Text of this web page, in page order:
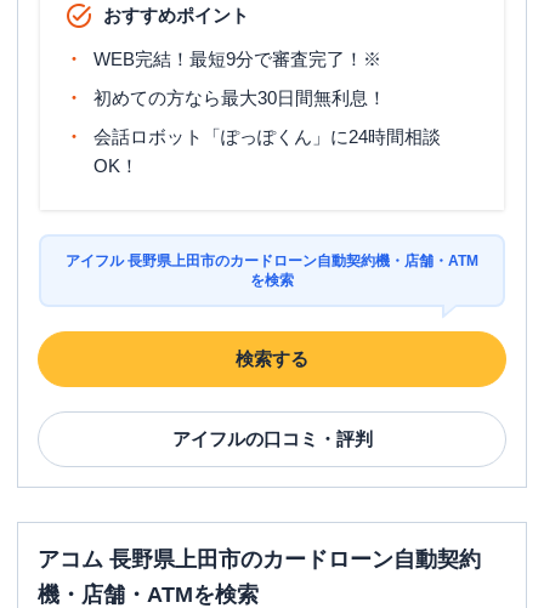
おすすめポイント
WEB完結！最短9分で審査完了！※
初めての方なら最大30日間無利息！
会話ロボット「ぽっぽくん」に24時間相談
OK！
アイフル 長野県上田市のカードローン自動契約機・店舗・ATM
を検索
検索する
アイフルの口コミ・評判
アコム 長野県上田市のカードローン自動契約
機・店舗・ATMを検索